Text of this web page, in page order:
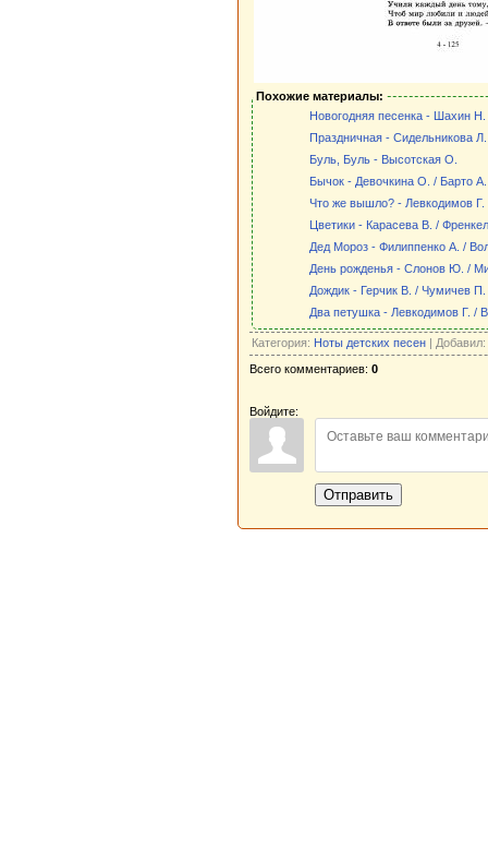
Похожие материалы:
Новогодняя песенка - Шахин
Праздничная - Сидельникова
Буль, Буль - Высотская О.
Бычок - Девочкина О. / Барто А.
Что же вышло? - Левкодимов Г.
Цветики - Карасева В. /
Дед Мороз - Филиппенко А. /
День рожденья - Слонов Ю. /
Дождик - Герчик В. / Чумичев П.
Два петушка - Левкодимов Г. /
Категория: Ноты детских песен | Добавил:
Всего комментариев: 0
Войдите:
Отправить